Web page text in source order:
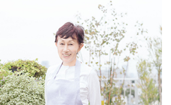
り楽しく快適になり、お手入れ
の時間も愛おしく感じられるは